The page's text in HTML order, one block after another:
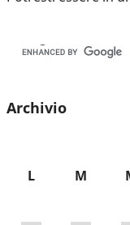
Archivio
L M